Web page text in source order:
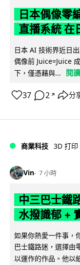
日本偶像零
直播系統 在
日本 AI 技術界近日
偶像前 Juice=Juice
下，僅憑藉與...
閱
37 2 ↗ 分
商業科技 3D 打印
Vin 7 小時
中三巴士鐵
水撥識郁 +
如果你熱愛一件事，
巴士鐵路迷，選擇由
以運作的作品。他以